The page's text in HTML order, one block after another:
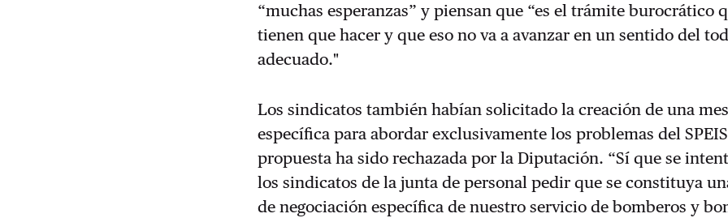
“muchas esperanzas” y piensan que “es el trámite burocrático
tienen que hacer y que eso no va a avanzar en un sentido del
adecuado."
Los sindicatos también habían solicitado la creación de una
específica para abordar exclusivamente los problemas del
propuesta ha sido rechazada por la Diputación. “Sí que se
los sindicatos de la junta de personal pedir que se constituya
de negociación específica de nuestro servicio de bomberos y